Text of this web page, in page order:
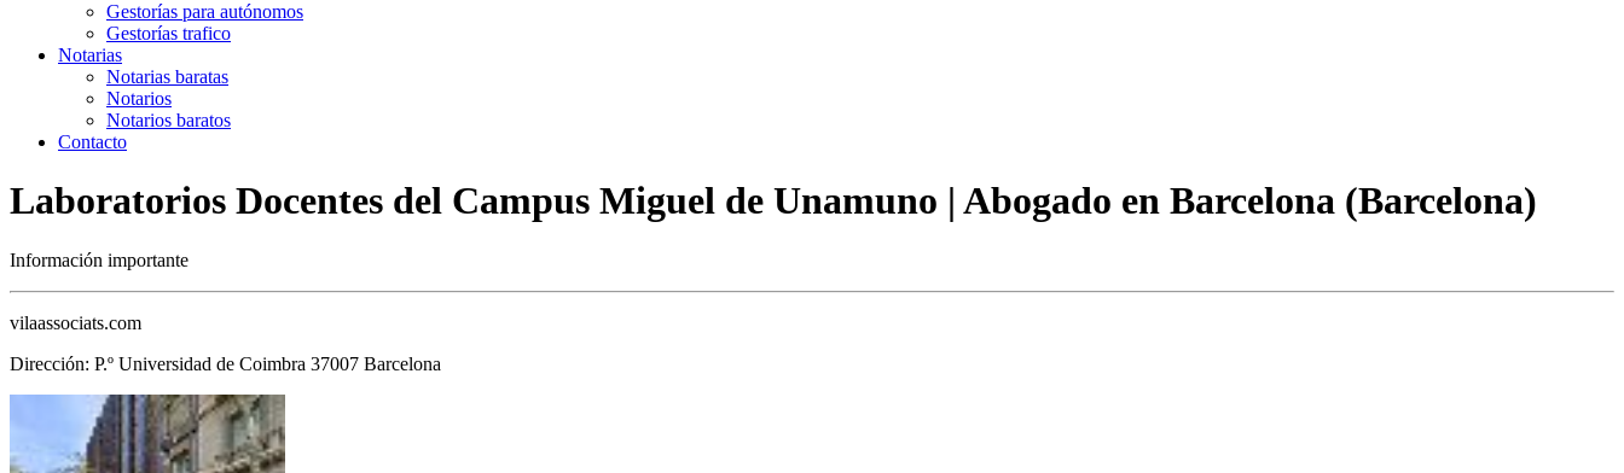
Gestorías para autónomos
Gestorías trafico
Notarias
Notarias baratas
Notarios
Notarios baratos
Contacto
Laboratorios Docentes del Campus Miguel de Unamuno | Abogado en Barcelona (Barcelona)
Información importante
vilaassociats.com
Dirección: P.º Universidad de Coimbra 37007 Barcelona